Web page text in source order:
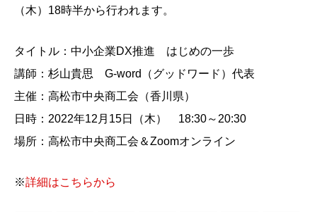
（木）18時半から行われます。
タイトル：中小企業DX推進 はじめの一歩
講師：杉山貴思 G-word（グッドワード）代表
主催：高松市中央商工会（香川県）
日時：2022年12月15日（木） 18:30～20:30
場所：高松市中央商工会＆Zoomオンライン
※詳細はこちらから